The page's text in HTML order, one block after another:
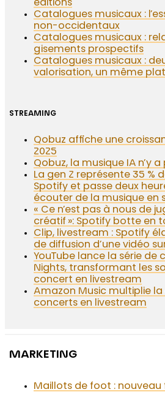
éditions
Catalogues musicaux :
non-occidentaux
Catalogues musicaux :
gisements prospectifs
Catalogues musicaux :
valorisation, un même
STREAMING
Qobuz affiche une
2025
Qobuz, la musique IA n’y
La gen Z représente 35 %
Spotify et passe deux
écouter de la musique en
« Ce n’est pas à nous de
créatif »: Spotify botte en
Clip, livestream : Spotify
de diffusion d’une vidéo
YouTube lance la série de
Nights, transformant les
concert en livestream
Amazon Music multiplie la
concerts en livestream
MARKETING
Maillots de foot : nouveau